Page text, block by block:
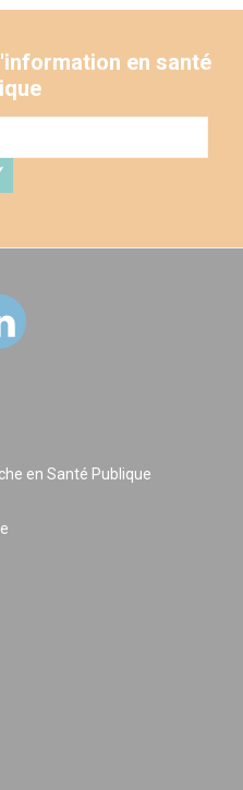
en santé
en Santé Publique